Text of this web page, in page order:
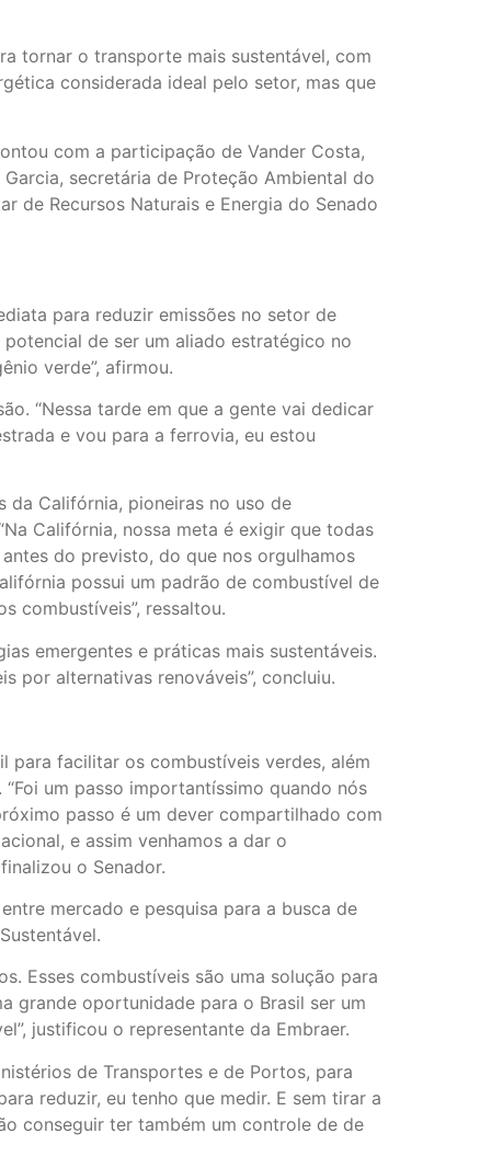
tornar o transporte mais sustentável, com
considerada ideal pelo setor, mas que
com a participação de Vander Costa,
secretária de Proteção Ambiental do
de Recursos Naturais e Energia do Senado
para reduzir emissões no setor de
de ser um aliado estratégico no
verde”, afirmou.
“Nessa tarde em que a gente vai dedicar
e vou para a ferrovia, eu estou
da Califórnia, pioneiras no uso de
Califórnia, nossa meta é exigir que todas
do previsto, do que nos orgulhamos
possui um padrão de combustível de
combustíveis”, ressaltou.
emergentes e práticas mais sustentáveis.
por alternativas renováveis”, concluiu.
para facilitar os combustíveis verdes, além
um passo importantíssimo quando nós
passo é um dever compartilhado com
e assim venhamos a dar o
o Senador.
mercado e pesquisa para a busca de
Esses combustíveis são uma solução para
grande oportunidade para o Brasil ser um
justificou o representante da Embraer.
de Transportes e de Portos, para
reduzir, eu tenho que medir. E sem tirar a
conseguir ter também um controle de de